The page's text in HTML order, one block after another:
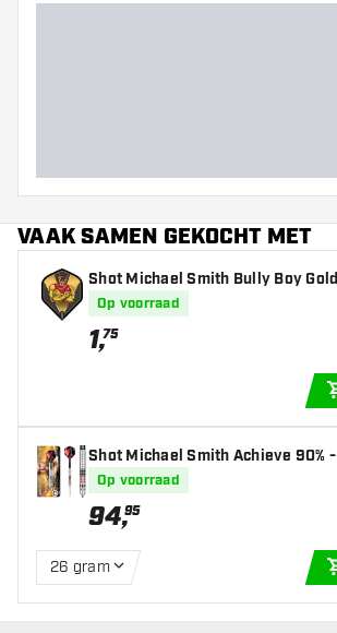
VAAK SAMEN GEKOCHT MET
Shot Michael Smith Bully Boy
Dart Flights
Op voorraad
1,75
Shot Michael Smith Achieve 90%
rtpijlen
Op voorraad
94,95
26 gram